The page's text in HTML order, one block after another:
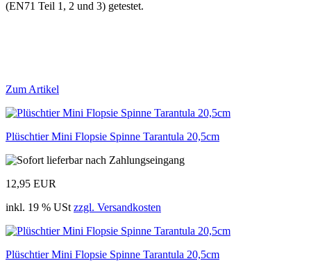
(EN71 Teil 1, 2 und 3) getestet.
Zum Artikel
Plüschtier Mini Flopsie Spinne Tarantula 20,5cm
12,95 EUR
inkl. 19 % USt zzgl. Versandkosten
Plüschtier Mini Flopsie Spinne Tarantula 20,5cm